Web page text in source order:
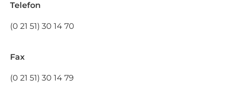
Telefon
(0 21 51) 30 14 70
Fax
(0 21 51) 30 14 79